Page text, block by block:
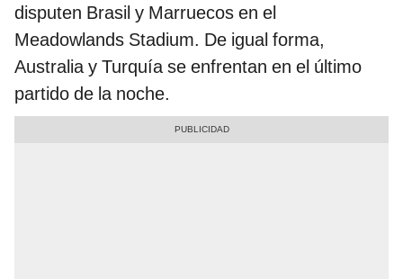
disputen Brasil y Marruecos en el
Meadowlands Stadium. De igual forma,
Australia y Turquía se enfrentan en el último
partido de la noche.